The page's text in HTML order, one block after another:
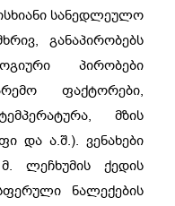
სანედლეულო
განაპირობებს
პირობები
ფაქტორები,
მზის
და ა.შ.). ვენახები
ლეჩხუმის ქედის
ნალექების